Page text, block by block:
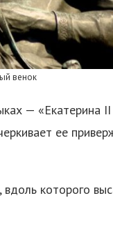
венок
— «Екатерина
ее
которого